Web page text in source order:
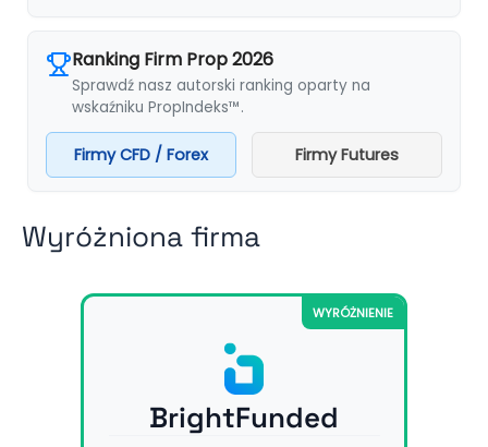
Ranking Firm Prop 2026
Sprawdź nasz autorski ranking oparty na
wskaźniku PropIndeks™.
Firmy CFD / Forex Firmy Futures
Wyróżniona firma
WYRÓŻNIENIE
BrightFunded